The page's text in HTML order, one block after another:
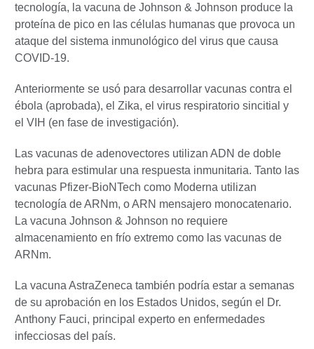
tecnología, la vacuna de Johnson & Johnson produce la
proteína de pico en las células humanas que provoca un
ataque del sistema inmunológico del virus que causa
COVID-19.
Anteriormente se usó para desarrollar vacunas contra el
ébola (aprobada), el Zika, el virus respiratorio sincitial y
el VIH (en fase de investigación).
Las vacunas de adenovectores utilizan ADN de doble
hebra para estimular una respuesta inmunitaria. Tanto las
vacunas Pfizer-BioNTech como Moderna utilizan
tecnología de ARNm, o ARN mensajero monocatenario.
La vacuna Johnson & Johnson no requiere
almacenamiento en frío extremo como las vacunas de
ARNm.
La vacuna AstraZeneca también podría estar a semanas
de su aprobación en los Estados Unidos, según el Dr.
Anthony Fauci, principal experto en enfermedades
infecciosas del país.